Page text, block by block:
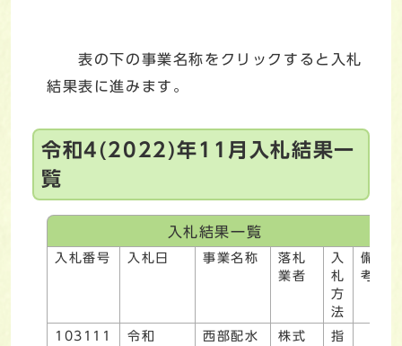
表の下の事業名称をクリックすると入札
結果表に進みます。
令和4(2022)年11月入札結果一
覧
入札結果一覧
入札番号 入札日 事業名称
落札
業者
入
札
方
法
備
考
103111
令和
西部配水
株式
指